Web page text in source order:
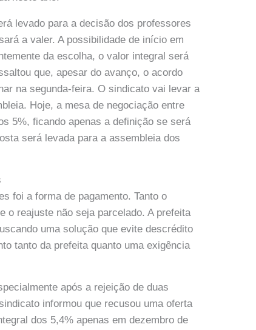
levado para a decisão dos professores
a valer. A possibilidade de início em
da escolha, o valor integral será
que, apesar do avanço, o acordo
na segunda-feira. O sindicato vai levar a
Hoje, a mesa de negociação entre
5%, ficando apenas a definição se será
será levada para a assembleia dos
foi a forma de pagamento. Tanto o
o reajuste não seja parcelado. A prefeita
uma solução que evite descrédito
tanto da prefeita quanto uma exigência
após a rejeição de duas
informou que recusou uma oferta
dos 5,4% apenas em dezembro de